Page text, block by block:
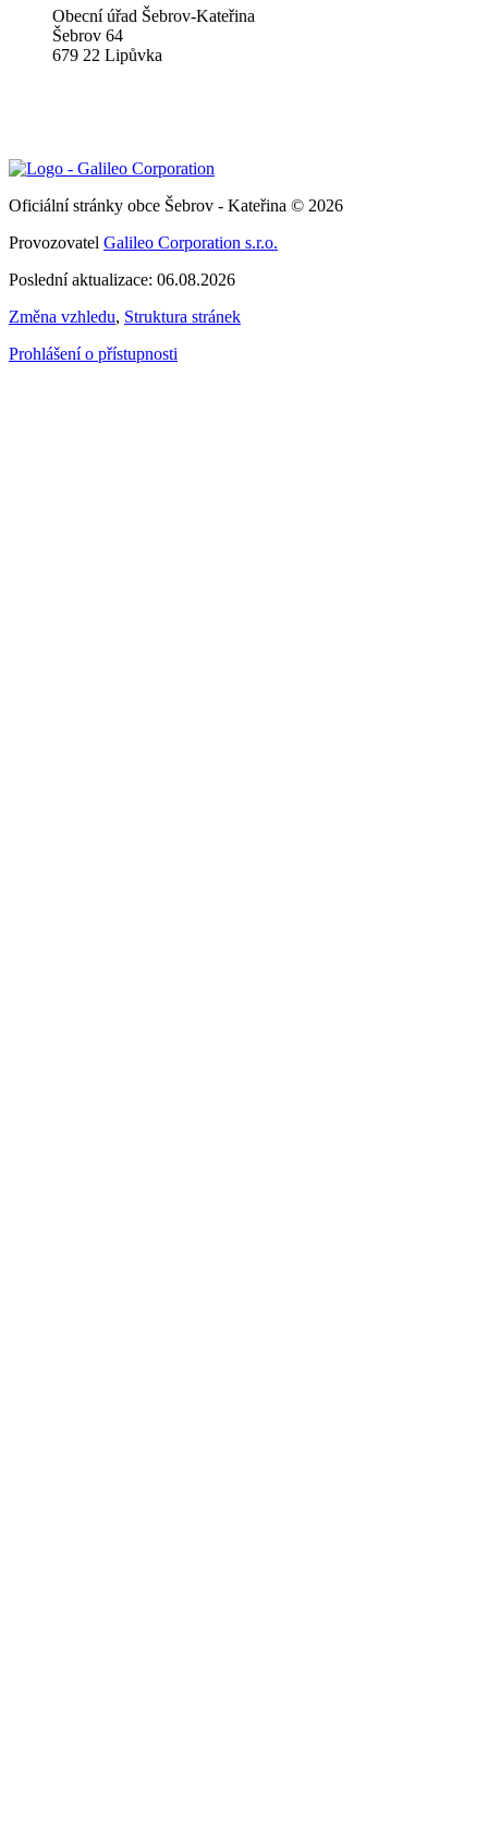
Obecní úřad Šebrov-Kateřina
Šebrov 64
679 22 Lipůvka
Oficiální stránky obce Šebrov - Kateřina © 2026
Provozovatel Galileo Corporation s.r.o.
Poslední aktualizace: 06.08.2026
Změna vzhledu, Struktura stránek
Prohlášení o přístupnosti